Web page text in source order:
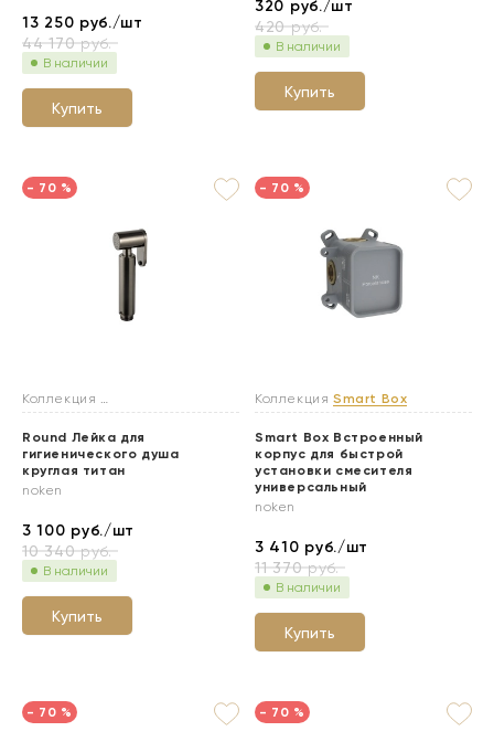
13 250 руб./шт
44 170руб.
В наличии
Купить
320 руб./шт
420руб.
В наличии
Купить
- 70 %
Коллекция
Гигиенические души
Round Лейка для
гигиенического душа
круглая титан
noken
3 100 руб./шт
10 340руб.
В наличии
Купить
- 70 %
Коллекция Smart Box
Smart Box Встроенный
корпус для быстрой
установки смесителя
универсальный
noken
3 410 руб./шт
11 370руб.
В наличии
Купить
- 70 % - 70 %